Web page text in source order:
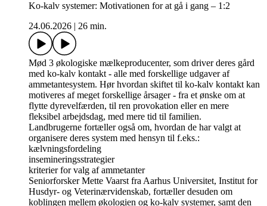
Ko-kalv systemer: Motivationen for at gå i gang – 1:2
24.06.2026
26 min.
Mød 3 økologiske mælkeproducenter, som driver deres gård
med ko-kalv kontakt - alle med forskellige udgaver af
ammetantesystem. Hør hvordan skiftet til ko-kalv kontakt kan
motiveres af meget forskellige årsager - fra et ønske om at
flytte dyrevelfærden, til ren provokation eller en mere
fleksibel arbejdsdag, med mere tid til familien.
Landbrugerne fortæller også om, hvordan de har valgt at
organisere deres system med hensyn til f.eks.:
kælvningsfordeling
insemineringsstrategier
kriterier for valg af ammetanter
Seniorforsker Mette Vaarst fra Aarhus Universitet, Institut for
Husdyr- og Veterinærvidenskab, fortæller desuden om
koblingen mellem økologien og ko-kalv systemer, samt den